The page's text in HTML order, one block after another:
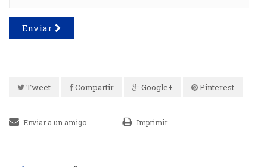
Enviar
Tweet Compartir Google+ Pinterest
Enviar a un amigo Imprimir